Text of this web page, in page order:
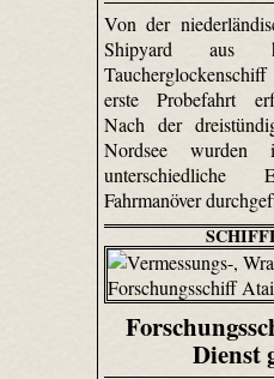
Von der
Shipyard aus
erste Probefahrt
Nach der
Nordsee wurden
unterschiedliche
Fahrmanöver
Dienst